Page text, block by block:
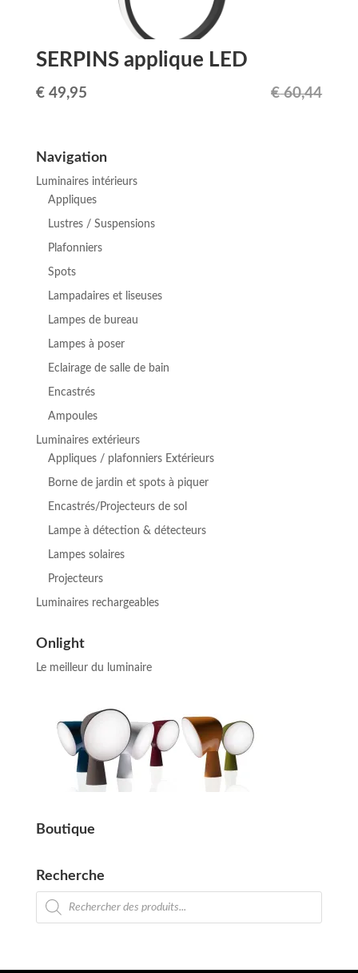
SERPINS applique LED
€60,44
Le
était :
€ 60,44.
€49,95Le
€ 49,95.
Navigation
Luminaires intérieurs
Appliques
Lustres / Suspensions
Plafonniers
Spots
Lampadaires et liseuses
Lampes de bureau
Lampes à poser
Eclairage de salle de bain
Encastrés
Ampoules
Luminaires extérieurs
Appliques / plafonniers Extérieurs
Borne de jardin et spots à piquer
Encastrés/Projecteurs de sol
Lampe à détection & détecteurs
Lampes solaires
Projecteurs
Luminaires rechargeables
Onlight
Le meilleur du luminaire
Boutique
Recherche
Recherche
de
produits